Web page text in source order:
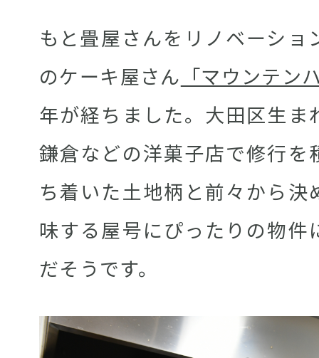
もと畳屋さんをリノベーショ
のケーキ屋さん 「マウンテン
年が経ちました。大田区生ま
鎌倉などの洋菓子店で修行を
ち着いた土地柄と前々から決
味する屋号にぴったりの物件
だそうです。